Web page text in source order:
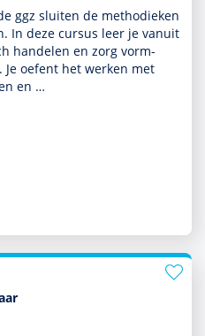
ggz sluiten de metho­dieken
In deze cursus leer je vanuit
han­delen en zorg vorm­
oefent het werken met
en …